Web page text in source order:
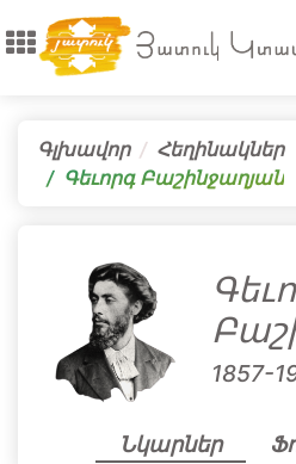
Գլխավոր
Հեղինակներ
Գեւորգ Բաշինջաղյան
1857-
Նկարներ